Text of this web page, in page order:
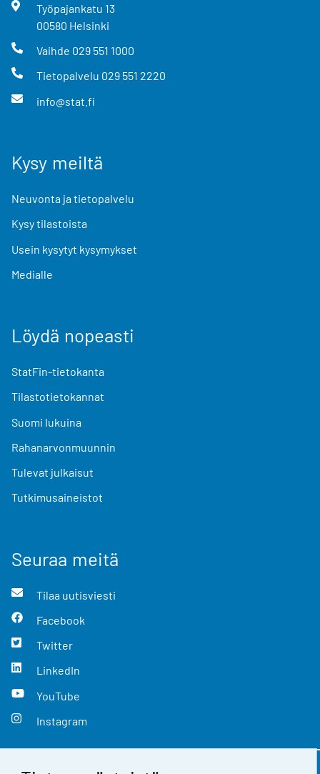
Työpajankatu 13
00580 Helsinki
Vaihde 029 551 1000
Tietopalvelu 029 551 2220
info@stat.fi
Kysy meiltä
Neuvonta ja tietopalvelu
Kysy tilastoista
Usein kysytyt kysymykset
Medialle
Löydä nopeasti
StatFin-tietokanta
Tilastotietokannat
Suomi lukuina
Rahanarvonmuunnin
Tulevat julkaisut
Tutkimusaineistot
Seuraa meitä
Tilaa uutisviesti
Facebook
Twitter
LinkedIn
YouTube
Instagram